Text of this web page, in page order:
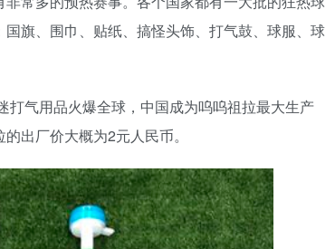
旗、围巾、贴纸、搞怪头饰、打气鼓、球服、球
气用品火爆全球，中国成为呜呜祖拉最大生产
出厂价大概为2元人民币。